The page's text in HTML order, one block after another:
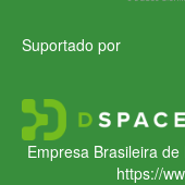
Suportado por
Empresa Brasileira
https://